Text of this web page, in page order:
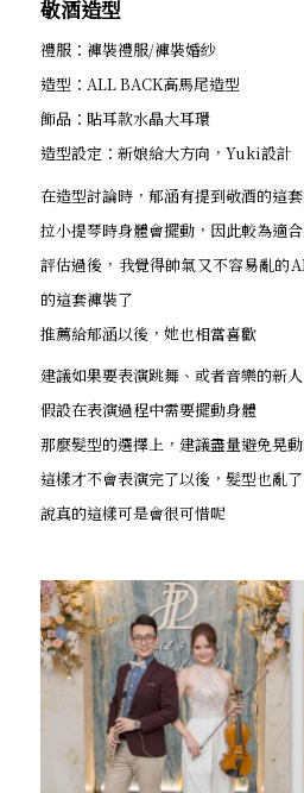
敬酒造型
禮服：褲裝禮服/褲裝婚紗
造型：ALL BACK高馬尾造型
飾品：貼耳款水晶大耳環
造型設定：新娘給大方向，Yuki設計
在造型討論時，郁涵有提到敬酒的這
拉小提琴時身體會擺動，因此較為適
評估過後，我覺得帥氣又不容易亂的
的這套褲裝了
推薦給郁涵以後，她也相當喜歡
建議如果要表演跳舞、或者音樂的新人
假設在表演過程中需要擺動身體
那麼髮型的選擇上，建議盡量避免晃
這樣才不會表演完了以後，髮型也亂了
說真的這樣可是會很可惜呢